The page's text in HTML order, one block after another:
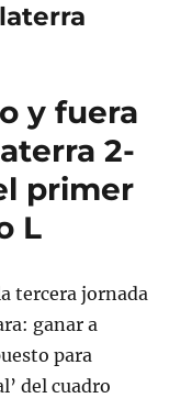
y fuera
2-
primer
L
tercera jornada
ganar a
para
del cuadro